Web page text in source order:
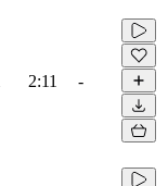
2:11 -